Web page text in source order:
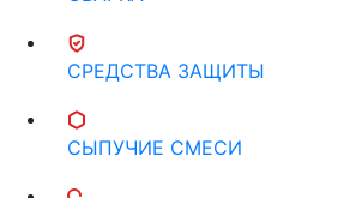
СРЕДСТВА ЗАЩИТЫ
СЫПУЧИЕ СМЕСИ